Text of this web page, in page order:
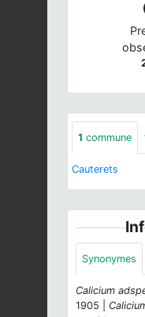
1 commune
Cauterets
Synonymes
Calicium
1905 |